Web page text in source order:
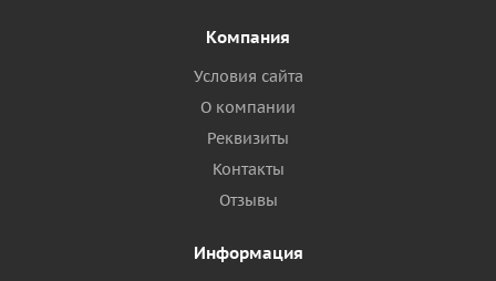
Компания
Условия сайта
О компании
Реквизиты
Контакты
Отзывы
Информация